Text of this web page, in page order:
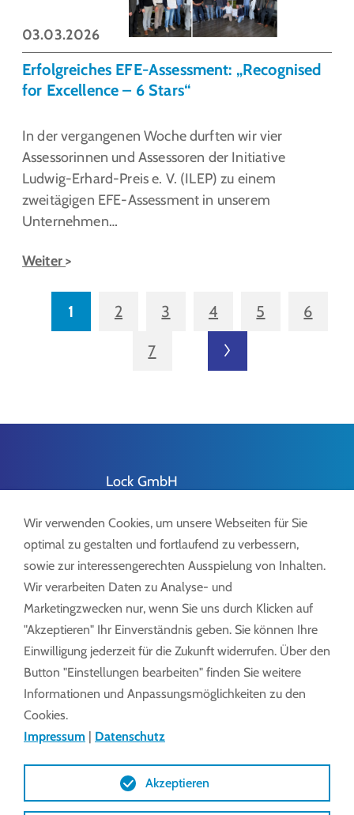
Erfolgreiches EFE-Assessment: „Recognised
for Excellence – 6 Stars“
In der vergangenen Woche durften wir vier
Assessorinnen und Assessoren der Initiative
Ludwig-Erhard-Preis e. V. (ILEP) zu einem
zweitägigen EFE-Assessment in unserem
Unternehmen…
Weiter
03.03.2026
1 2 3 4 5 6
7
Lock GmbH
D-88521 Ertingen
Tel.:+49 7371 9508-0
info@lockdrives.com
www.lock.gmbh
Impressum
AGB
Wir verwenden Cookies, um unsere Webseiten für Sie
optimal zu gestalten und fortlaufend zu verbessern,
sowie zur interessengerechten Ausspielung von Inhalten.
Wir verarbeiten Daten zu Analyse- und
Marketingzwecken nur, wenn Sie uns durch Klicken auf
"Akzeptieren" Ihr Einverständnis geben. Sie können Ihre
Einwilligung jederzeit für die Zukunft widerrufen. Über den
Button "Einstellungen bearbeiten" finden Sie weitere
Informationen und Anpassungsmöglichkeiten zu den
Cookies.
Impressum | Datenschutz
Akzeptieren